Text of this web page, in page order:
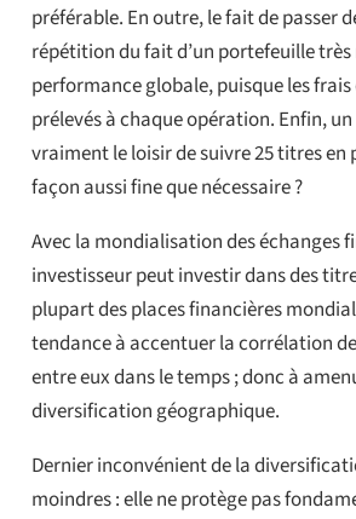
préférable. En outre, le fait de passer
répétition du fait d’un portefeuille
performance globale, puisque les
prélevés à chaque opération. Enfin,
vraiment le loisir de suivre 25 titres en
façon aussi fine que nécessaire ?
Avec la mondialisation des échanges
investisseur peut investir dans des
plupart des places financières
tendance à accentuer la corrélation
entre eux dans le temps ; donc à
diversification géographique.
Dernier inconvénient de la
moindres : elle ne protège pas